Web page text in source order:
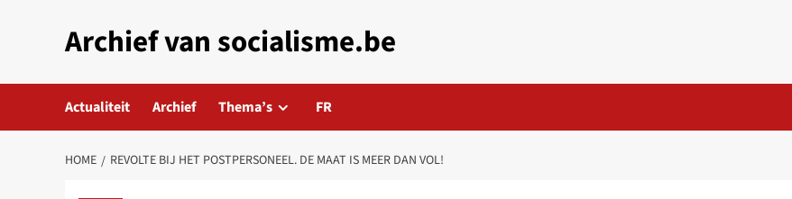
Archief van socialisme.be
Actualiteit Archief Thema’s FR
HOME REVOLTE BIJ HET POSTPERSONEEL. DE MAAT IS MEER DAN VOL!